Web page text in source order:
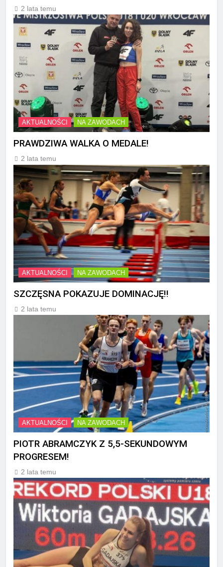
2 lata temu
AKTUALNOŚCI NA ZAWODACH
PRAWDZIWA WALKA O MEDALE!
2 lata temu
AKTUALNOŚCI NA ZAWODACH
SZCZĘSNA POKAZUJE DOMINACJĘ!!
2 lata temu
AKTUALNOŚCI NA ZAWODACH
PIOTR ABRAMCZYK Z 5,5-SEKUNDOWYM
PROGRESEM!
2 lata temu